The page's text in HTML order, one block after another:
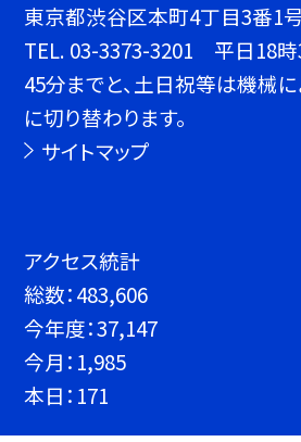
東京都渋谷区本町4丁目3番1
TEL. 03-3373-3201 平日18時
45分までと、土日祝等は機械
に切り替わります。
サイトマップ
アクセス統計
総数：483,606
今年度：37,147
今月： 1,985
本日： 171